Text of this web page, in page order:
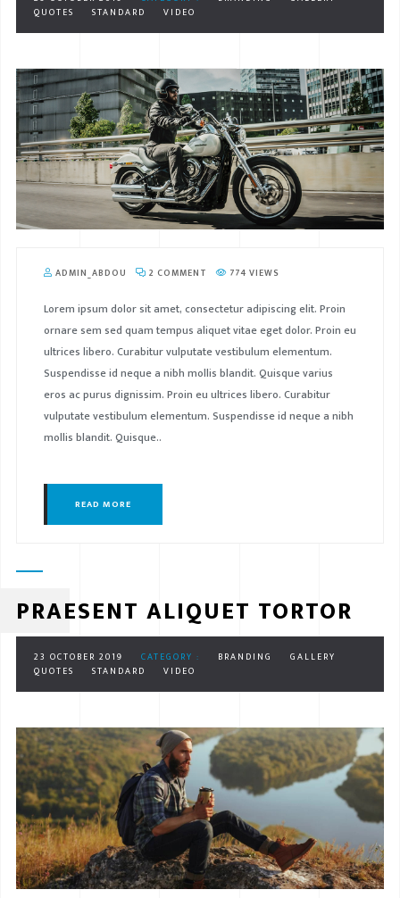
QUOTES
STANDARD VIDEO
ADMIN_ABDOU 2 COMMENT 774 VIEWS
Lorem ipsum dolor sit amet, consectetur adipiscing elit. Proin
ornare sem sed quam tempus aliquet vitae eget dolor. Proin eu
ultrices libero. Curabitur vulputate vestibulum elementum.
Suspendisse id neque a nibh mollis blandit. Quisque varius
eros ac purus dignissim. Proin eu ultrices libero. Curabitur
vulputate vestibulum elementum. Suspendisse id neque a nibh
mollis blandit. Quisque..
READ MORE
PRAESENT ALIQUET TORTOR
23 OCTOBER 2019 CATEGORY : BRANDING
GALLERY
QUOTES
STANDARD VIDEO